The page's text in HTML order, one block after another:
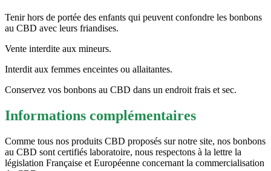
Tenir hors de portée des enfants qui peuvent confondre les bonbons
au CBD avec leurs friandises.
Vente interdite aux mineurs.
Interdit aux femmes enceintes ou allaitantes.
Conservez vos bonbons au CBD dans un endroit frais et sec.
Informations complémentaires
Comme tous nos produits CBD proposés sur notre site, nos bonbons
au CBD sont certifiés laboratoire, nous respectons à la lettre la
législation Française et Européenne concernant la commercialisation